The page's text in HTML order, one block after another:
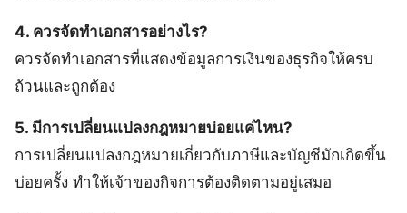
4. ควรจัดทำเอกสารอย่างไร?
ควรจัดทำเอกสารที่แสดงข้อมูลการเงินของธุรกิจให้ครบ
ถ้วนและถูกต้อง
5. มีการเปลี่ยนแปลงกฎหมายบ่อยแค่ไหน?
การเปลี่ยนแปลงกฎหมายเกี่ยวกับภาษีและบัญชีมักเกิดขึ้น
บ่อยครั้ง ทำให้เจ้าของกิจการต้องติดตามอยู่เสมอ